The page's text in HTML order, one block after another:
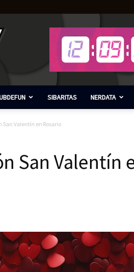
SIBARITAS NERDATA
San Valentín en Rosario
San Valentín